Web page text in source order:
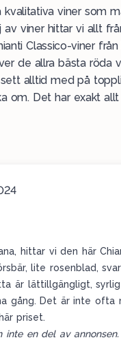
viner som
viner hittar vi allt
Classico-viner från
de allra bästa röda
sett alltid med på
om. Det har exakt allt
hittar vi den här
lite rosenblad,
är lättillgängligt,
gång. Det är inte ofta
priset.
inte en del av annonsen.